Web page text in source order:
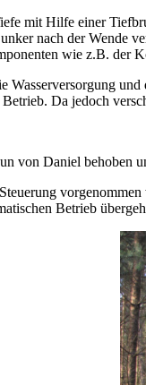
mit Hilfe einer
nach der Wende
wie z.B. der
Da jedoch
von Daniel behoben
Betrieb